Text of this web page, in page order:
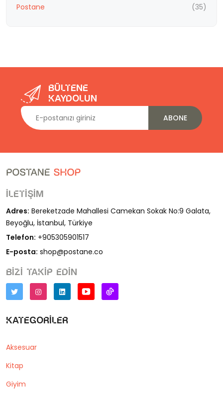
Postane (35)
Bültene
kaydolun
ABONE
İletişim
Adres: Bereketzade Mahallesi Camekan Sokak No:9 Galata,
Beyoğlu, İstanbul, Türkiye
Telefon: +905305901517
E-posta: shop@postane.co
Bizi takip edin
Kategoriler
Aksesuar
Kitap
Giyim